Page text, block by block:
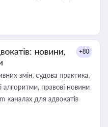
новини,
+80
змін, судова практика,
алгоритми, правові новини
каналах для адвокатів